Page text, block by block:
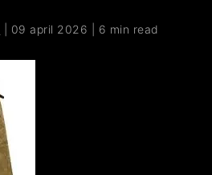
09 april 2026 6 min read